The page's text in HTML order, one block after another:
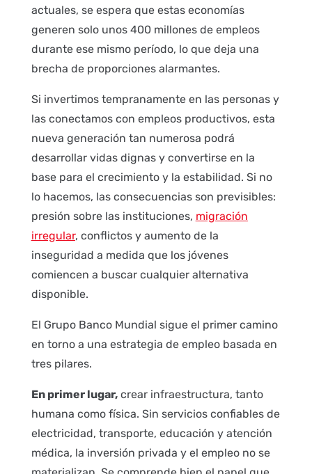
actuales, se espera que estas economías
generen solo unos 400 millones de empleos
durante ese mismo período, lo que deja una
brecha de proporciones alarmantes.
Si invertimos tempranamente en las personas y
las conectamos con empleos productivos, esta
nueva generación tan numerosa podrá
desarrollar vidas dignas y convertirse en la
base para el crecimiento y la estabilidad. Si no
lo hacemos, las consecuencias son previsibles:
presión sobre las instituciones, migración
irregular, conflictos y aumento de la
inseguridad a medida que los jóvenes
comiencen a buscar cualquier alternativa
disponible.
El Grupo Banco Mundial sigue el primer camino
en torno a una estrategia de empleo basada en
tres pilares.
En primer lugar,crear infraestructura, tanto
humana como física. Sin servicios confiables de
electricidad, transporte, educación y atención
médica, la inversión privada y el empleo no se